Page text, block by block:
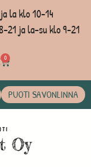
la klo 10-14
21 ja la-su klo 9-21
0
PUOTI SAVONLINNA